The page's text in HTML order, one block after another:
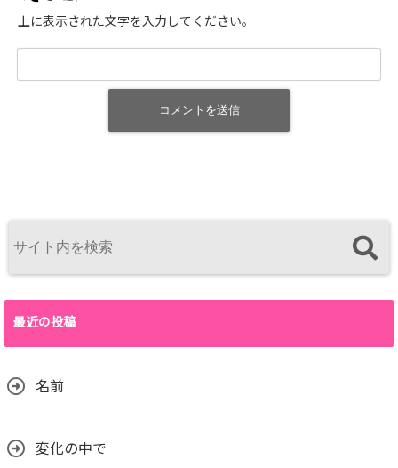
上に表示された文字を入力してください。
最近の投稿
名前
変化の中で